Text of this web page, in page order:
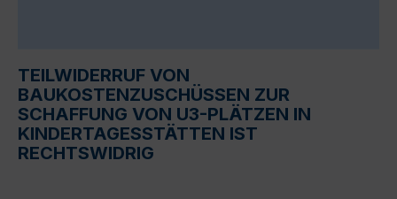
TEILWIDERRUF VON
BAUKOSTENZUSCHÜSSEN ZUR
SCHAFFUNG VON U3-PLÄTZEN IN
KINDERTAGESSTÄTTEN IST
RECHTSWIDRIG